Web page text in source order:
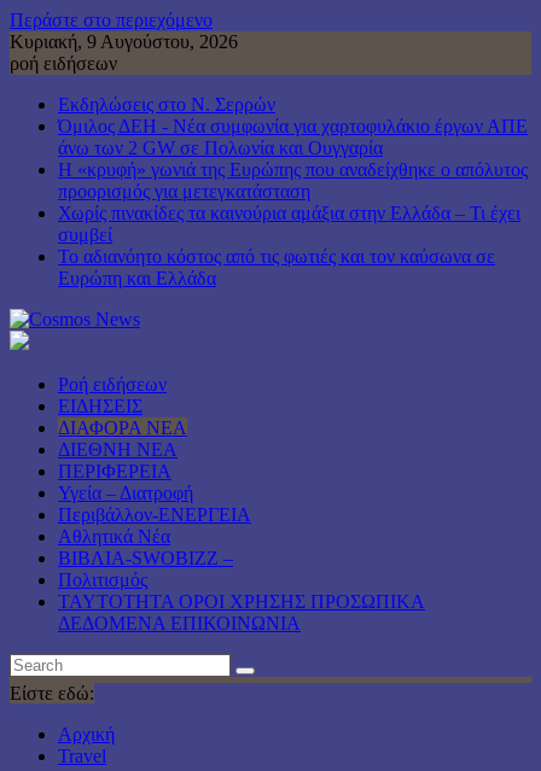
Περάστε στο περιεχόμενο
Κυριακή, 9 Αυγούστου, 2026
ροή ειδήσεων
Εκδηλώσεις στο Ν. Σερρών
Όμιλος ΔΕΗ - Νέα συμφωνία για χαρτοφυλάκιο έργων ΑΠΕ
άνω των 2 GW σε Πολωνία και Ουγγαρία
Η «κρυφή» γωνιά της Ευρώπης που αναδείχθηκε ο απόλυτος
προορισμός για μετεγκατάσταση
Χωρίς πινακίδες τα καινούρια αμάξια στην Ελλάδα – Τι έχει
συμβεί
Το αδιανόητο κόστος από τις φωτιές και τον καύσωνα σε
Ευρώπη και Ελλάδα
Ροή ειδήσεων
ΕΙΔΗΣΕΙΣ
ΔΙΑΦΟΡΑ ΝΕΑ
ΔΙΕΘΝΗ ΝΕΑ
ΠΕΡΙΦΕΡΕΙΑ
Υγεία – Διατροφή
Περιβάλλον-ΕΝΕΡΓΕΙΑ
Αθλητικά Νέα
ΒΙΒΛΙΑ-SWOBIZZ –
Πολιτισμός
TAYTOTHTA ΟΡΟΙ ΧΡΗΣΗΣ ΠΡΟΣΩΠΙΚΑ
ΔΕΔΟΜΕΝΑ ΕΠΙΚΟΙΝΩΝΙΑ
Είστε εδώ:
Αρχική
Travel